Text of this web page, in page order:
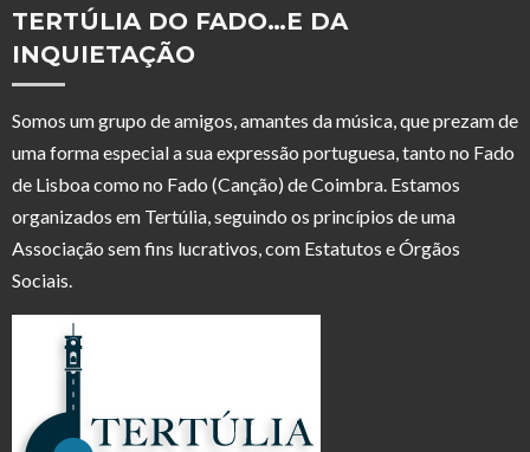
TERTÚLIA DO FADO…E DA
INQUIETAÇÃO
Somos um grupo de amigos, amantes da música, que prezam de
uma forma especial a sua expressão portuguesa, tanto no Fado
de Lisboa como no Fado (Canção) de Coimbra. Estamos
organizados em Tertúlia, seguindo os princípios de uma
Associação sem fins lucrativos, com Estatutos e Órgãos
Sociais.